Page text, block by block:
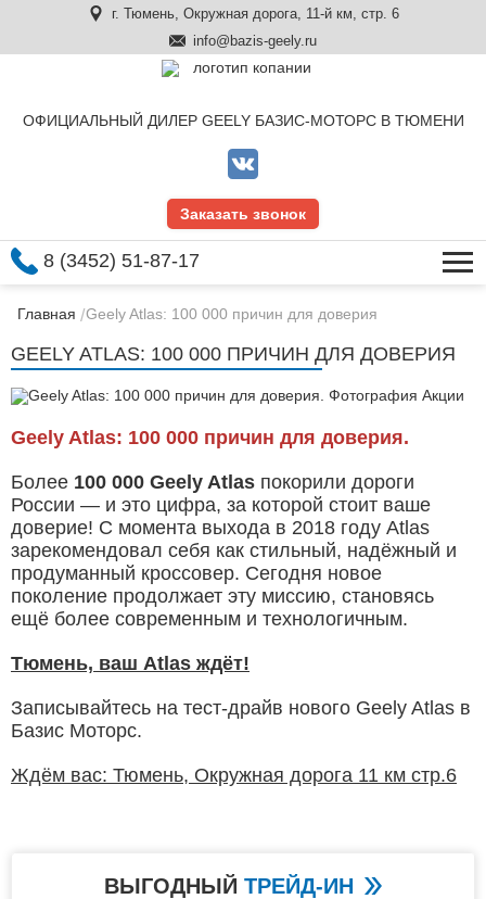
г. Тюмень, Окружная дорога, 11-й км, стр. 6
info@bazis-geely.ru
ОФИЦИАЛЬНЫЙ ДИЛЕР GEELY БАЗИС-МОТОРС В ТЮМЕНИ
Заказать звонок
8 (3452) 51-87-17
Главная Geely Atlas: 100 000 причин для доверия
GEELY ATLAS: 100 000 ПРИЧИН ДЛЯ ДОВЕРИЯ
Geely Atlas: 100 000 причин для доверия.
Более 100 000 Geely Atlas покорили дороги
России — и это цифра, за которой стоит ваше
доверие! С момента выхода в 2018 году Atlas
зарекомендовал себя как стильный, надёжный и
продуманный кроссовер. Сегодня новое
поколение продолжает эту миссию, становясь
ещё более современным и технологичным.
Тюмень, ваш Atlas ждёт!
Записывайтесь на тест-драйв нового Geely Atlas в
Базис Моторс.
Ждём вас: Тюмень, Окружная дорога 11 км стр.6
ВЫГОДНЫЙ ТРЕЙД-ИН